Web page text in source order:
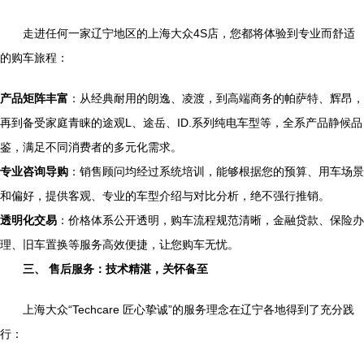
走进任何一家辽宁地区的上海大众4S店，您都将体验到专业而舒适
的购车旅程：
产品矩阵丰富 ：从经典耐用的朗逸、凌渡，到高端商务的帕萨特、辉昂，
再到备受家庭青睐的途观L、途岳、ID.系列纯电车型等，全系产品静候品
鉴，满足不同消费者的多元化需求。
专业咨询导购 ：销售顾问均经过系统培训，能够根据您的预算、用车场景
和偏好，提供客观、专业的车型介绍与对比分析，绝不强行推销。
透明化交易 ：价格体系公开透明，购车流程规范清晰，金融贷款、保险办
理、旧车置换等服务高效便捷，让您购车无忧。
三、 售后服务：技术精湛，关怀备至
上海大众“Techcare 匠心挚诚”的服务理念在辽宁各地得到了充分践
行：